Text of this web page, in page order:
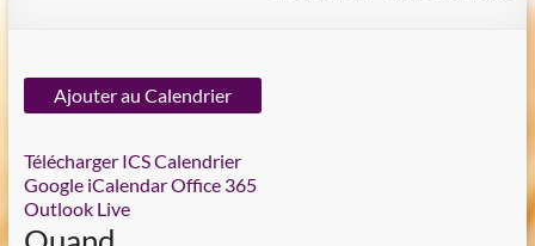
Ajouter au Calendrier
Télécharger ICSCalendrier
Google iCalendarOffice 365
Outlook Live